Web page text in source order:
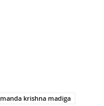
manda krishna madiga